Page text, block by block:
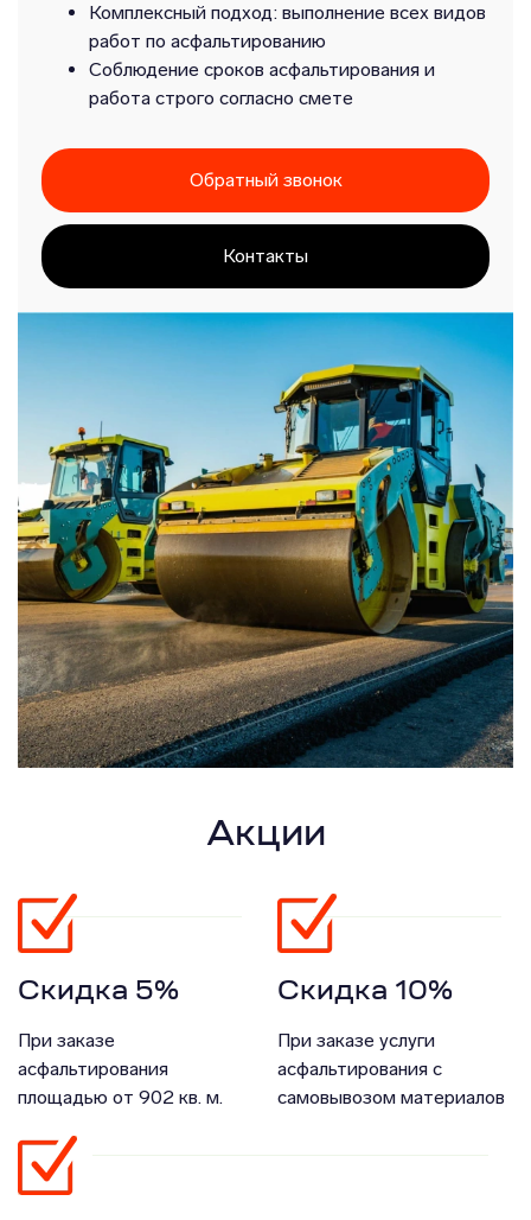
Комплексный подход: выполнение всех видов
работ по асфальтированию
Соблюдение сроков асфальтирования и
работа строго согласно смете
Обратный звонок
Контакты
Акции
Скидка 5%
При заказе
асфальтирования
площадью от 902 кв. м.
Скидка 10%
При заказе услуги
асфальтирования с
самовывозом материалов